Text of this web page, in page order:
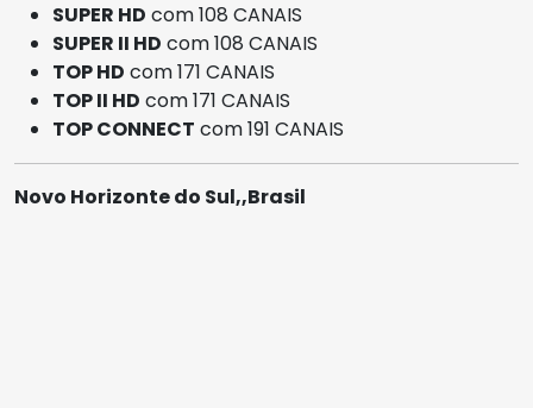
SUPER HD com 108 CANAIS
SUPER II HD com 108 CANAIS
TOP HD com 171 CANAIS
TOP II HD com 171 CANAIS
TOP CONNECT com 191 CANAIS
Novo Horizonte do Sul,,Brasil